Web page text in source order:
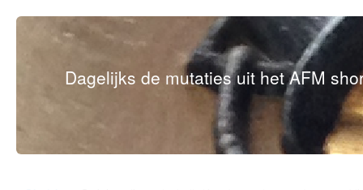
Dagelijks de mutaties uit het AFM